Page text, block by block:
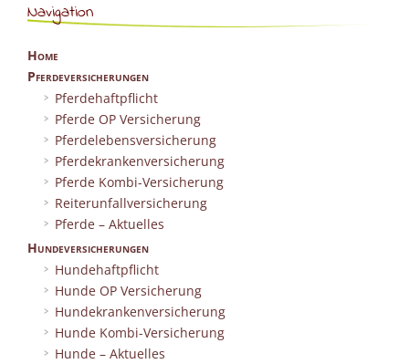
Navigation
Home
Pferdeversicherungen
Pferdehaftpflicht
Pferde OP Versicherung
Pferdelebensversicherung
Pferdekrankenversicherung
Pferde Kombi-Versicherung
Reiterunfallversicherung
Pferde – Aktuelles
Hundeversicherungen
Hundehaftpflicht
Hunde OP Versicherung
Hundekrankenversicherung
Hunde Kombi-Versicherung
Hunde – Aktuelles